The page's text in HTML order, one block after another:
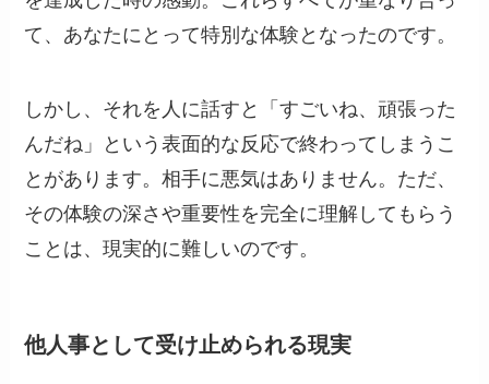
て、あなたにとって特別な体験となったのです。
しかし、それを人に話すと「すごいね、頑張った
んだね」という表面的な反応で終わってしまうこ
とがあります。相手に悪気はありません。ただ、
その体験の深さや重要性を完全に理解してもらう
ことは、現実的に難しいのです。
他人事として受け止められる現実